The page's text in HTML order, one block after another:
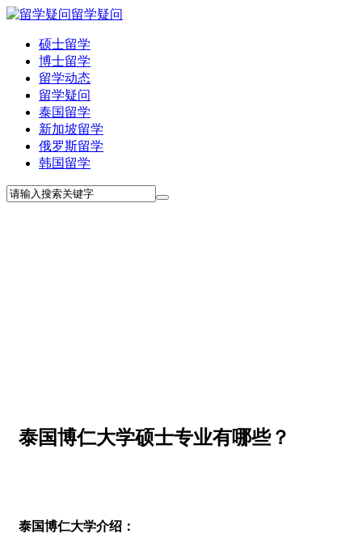
留学疑问
硕士留学
博士留学
留学动态
留学疑问
泰国留学
新加坡留学
俄罗斯留学
韩国留学
泰国博仁大学硕士专业有哪些？
泰国博仁大学介绍：